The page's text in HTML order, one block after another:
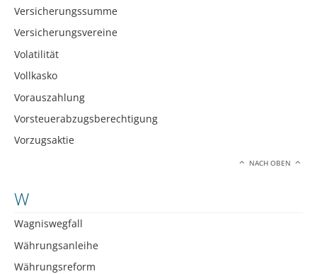
Versicherungssumme
Versicherungsvereine
Volatilität
Vollkasko
Vorauszahlung
Vorsteuerabzugsberechtigung
Vorzugsaktie
NACH OBEN
W
Wagniswegfall
Währungsanleihe
Währungsreform